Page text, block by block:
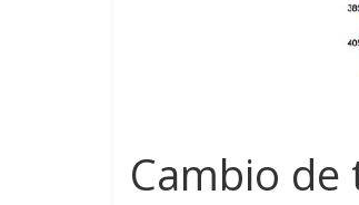
Cambio de